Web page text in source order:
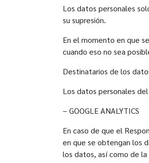
Los datos personales
su supresión.
En el momento en que
cuando eso no sea
Destinatarios de los
Los datos personales
– GOOGLE ANALYTICS
En caso de que el
en que se obtengan los
los datos, así como de la